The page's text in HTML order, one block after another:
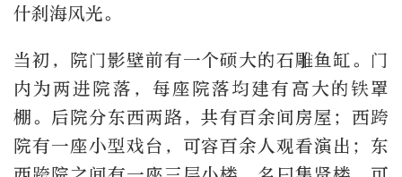
什刹海风光。
当初，院门影壁前有一个硕大的石雕鱼缸。门
内为两进院落，每座院落均建有高大的铁罩
棚。后院分东西两路，共有百余间房屋；西跨
院有一座小型戏台，可容百余人观看演出；东